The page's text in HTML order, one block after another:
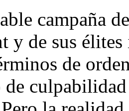
campaña
y de sus
de
de